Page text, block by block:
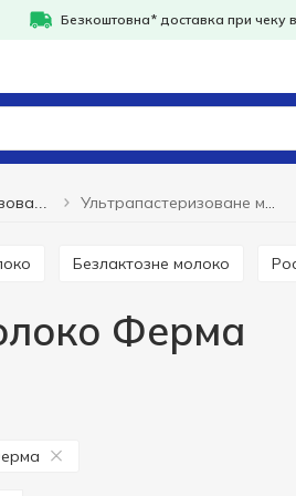
Безкоштовна* доставка при чеку
Ультрапастеризоване молоко Ферма
Безлактозне молоко
Ферма